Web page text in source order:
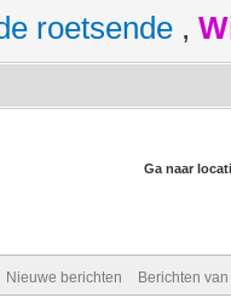
roetsende ,
Ga naar
Nieuwe berichten Berichten